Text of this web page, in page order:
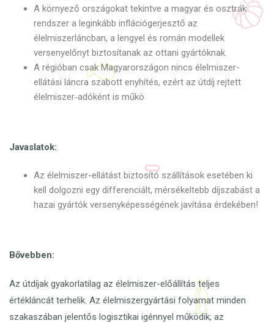
A környező országokat tekintve a magyar és osztrák
rendszer a leginkább inflációgerjesztő az
élelmiszerláncban, a lengyel és román modellek
versenyelőnyt biztosítanak az ottani gyártóknak.
A régióban csak Magyarországon nincs élelmiszer-
ellátási láncra szabott enyhítés, ezért az útdíj rejtett
élelmiszer‑adóként is műkö
Javaslatok:
Az élelmiszer-ellátást biztosító szállítások esetében ki
kell dolgozni egy differenciált, mérsékeltebb díjszabást a
hazai gyártók versenyképességének javítása érdekében!
Bővebben:
Az útdíjak gyakorlatilag az élelmiszer-előállítás teljes
értékláncát terhelik. Az élelmiszergyártási folyamat minden
szakaszában jelentős logisztikai igénnyel működik; az